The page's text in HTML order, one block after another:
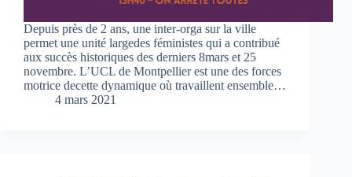
Depuis près de 2 ans, une inter-orga sur la ville
permet une unité largedes féministes qui a contribué
aux succès historiques des derniers 8mars et 25
novembre. L’UCL de Montpellier est une des forces
motrice decette dynamique où travaillent ensemble…
4 mars 2021